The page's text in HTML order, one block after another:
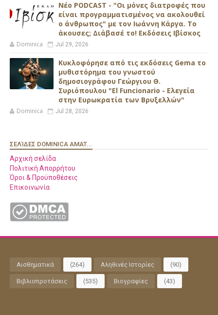
Νέο PODCAST - "Οι μόνες διατροφές που
είναι προγραμματισμένος να ακολουθεί
ο άνθρωπος" με τον Ιωάννη Κάργα. Το
άκουσες; Διάβασέ το! Εκδόσεις Ιβίσκος
Dominica Jul 29, 2026
Κυκλοφόρησε από τις εκδόσεις Gema το
μυθιστόρημα του γνωστού
δημοσιογράφου Γεώργιου Θ.
Συριόπουλου "El Funcionario - Ελεγεία
στην Ευρωκρατία των Βρυξελλών"
Dominica Jul 28, 2026
ΣΕΛΊΔΕΣ DOMINICA AMAT...
Αρχική σελίδα
Πολιτική Απορρήτου
Όροι & Προϋποθέσεις
Επικοινωνία
Αισθηματικά (264) Αληθινές Ιστορίες (90)
Βιβλιοπροτάσεις (535) Βιογραφίες (43)